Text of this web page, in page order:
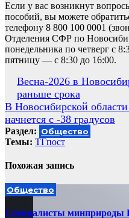
Если у вас возникнут
пособий, вы можете
телефону 8 800 100 0001
Отделения СФР по
понедельника по четверг с
пятницу — с 8:30 до 16:00.
Навигация
по
записям
Весна-2026 в
раньше срока
В Новосибирской области
начнется с -38 градусов
Раздел: Общество
Темы: ТГпост
Похожая запись
Общество
Специалисты минприроды